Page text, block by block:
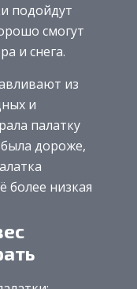
подойдут
смогут
и снега.
из
и
палатку
дороже,
более низкая